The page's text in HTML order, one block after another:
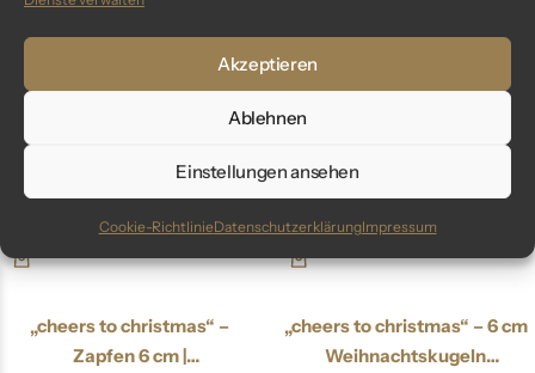
Akzeptieren
Ablehnen
Einstellungen ansehen
Cookie-RichtlinieDatenschutzerklärungImpressum
„cheers to christmas“ –
Zapfen 6 cm |
„cheers to christmas“ – 6 cm
Weihnachtskugeln